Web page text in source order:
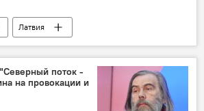
Латвия
союз поток -
на провокации и